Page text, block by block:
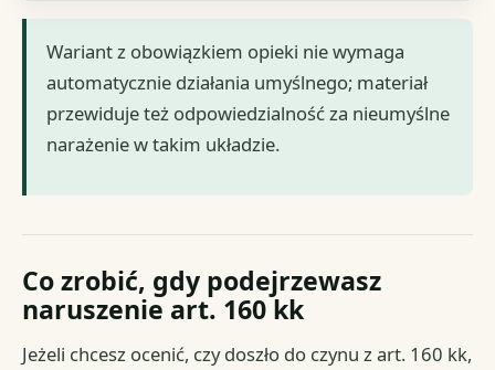
Wariant z obowiązkiem opieki nie wymaga
automatycznie działania umyślnego; materiał
przewiduje też odpowiedzialność za nieumyślne
narażenie w takim układzie.
Co zrobić, gdy podejrzewasz
naruszenie art. 160 kk
Jeżeli chcesz ocenić, czy doszło do czynu z art. 160 kk,